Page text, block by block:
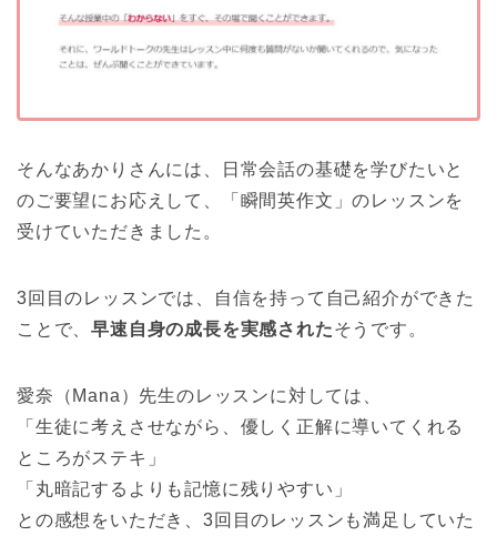
そんなあかりさんには、日常会話の基礎を学びたいと
のご要望にお応えして、「瞬間英作文」のレッスンを
受けていただきました。
3回目のレッスンでは、自信を持って自己紹介ができた
ことで、早速自身の成長を実感されたそうです。
愛奈（Mana）先生のレッスンに対しては、
「生徒に考えさせながら、優しく正解に導いてくれる
ところがステキ」
「丸暗記するよりも記憶に残りやすい」
との感想をいただき、3回目のレッスンも満足していた